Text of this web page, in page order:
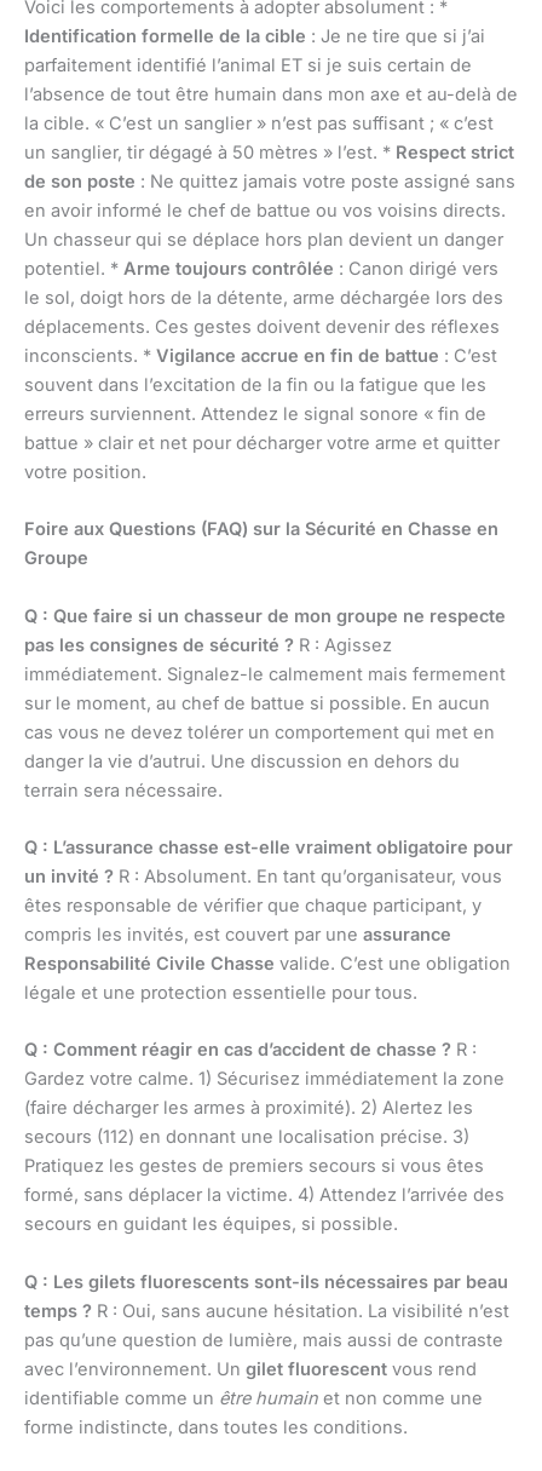
Voici les comportements à adopter absolument : *
Identification formelle de la cible : Je ne tire que si j’ai
parfaitement identifié l’animal ET si je suis certain de
l’absence de tout être humain dans mon axe et au-delà de
la cible. « C’est un sanglier » n’est pas suffisant ; « c’est
un sanglier, tir dégagé à 50 mètres » l’est. * Respect strict
de son poste : Ne quittez jamais votre poste assigné sans
en avoir informé le chef de battue ou vos voisins directs.
Un chasseur qui se déplace hors plan devient un danger
potentiel. * Arme toujours contrôlée : Canon dirigé vers
le sol, doigt hors de la détente, arme déchargée lors des
déplacements. Ces gestes doivent devenir des réflexes
inconscients. * Vigilance accrue en fin de battue : C’est
souvent dans l’excitation de la fin ou la fatigue que les
erreurs surviennent. Attendez le signal sonore « fin de
battue » clair et net pour décharger votre arme et quitter
votre position.
Foire aux Questions (FAQ) sur la Sécurité en Chasse en
Groupe
Q : Que faire si un chasseur de mon groupe ne respecte
pas les consignes de sécurité ? R : Agissez
immédiatement. Signalez-le calmement mais fermement
sur le moment, au chef de battue si possible. En aucun
cas vous ne devez tolérer un comportement qui met en
danger la vie d’autrui. Une discussion en dehors du
terrain sera nécessaire.
Q : L’assurance chasse est-elle vraiment obligatoire pour
un invité ? R : Absolument. En tant qu’organisateur, vous
êtes responsable de vérifier que chaque participant, y
compris les invités, est couvert par une assurance
Responsabilité Civile Chasse valide. C’est une obligation
légale et une protection essentielle pour tous.
Q : Comment réagir en cas d’accident de chasse ? R :
Gardez votre calme. 1) Sécurisez immédiatement la zone
(faire décharger les armes à proximité). 2) Alertez les
secours (112) en donnant une localisation précise. 3)
Pratiquez les gestes de premiers secours si vous êtes
formé, sans déplacer la victime. 4) Attendez l’arrivée des
secours en guidant les équipes, si possible.
Q : Les gilets fluorescents sont-ils nécessaires par beau
temps ? R : Oui, sans aucune hésitation. La visibilité n’est
pas qu’une question de lumière, mais aussi de contraste
avec l’environnement. Un gilet fluorescent vous rend
identifiable comme un être humain et non comme une
forme indistincte, dans toutes les conditions.